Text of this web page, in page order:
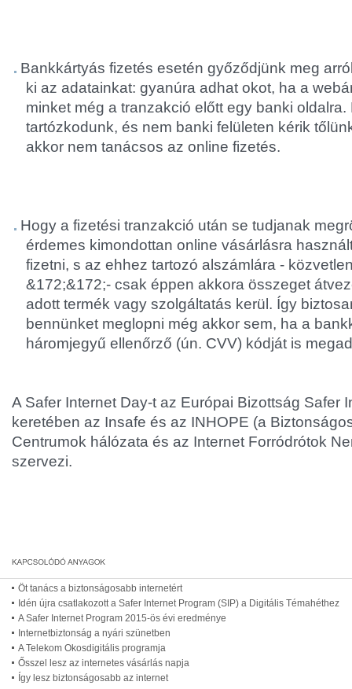
Bankkártyás fizetés esetén győződjünk meg
ki az adatainkat: gyanúra adhat okot, ha a
minket még a tranzakció előtt egy banki
tartózkodunk, és nem banki felületen kérik
akkor nem tanácsos az online fizetés.
Hogy a fizetési tranzakció után se tudjanak
érdemes kimondottan online vásárlásra
fizetni, s az ehhez tartozó alszámlára -
&172;&172;- csak éppen akkora összeget
adott termék vagy szolgáltatás kerül. Így
bennünket meglopni még akkor sem, ha a
háromjegyű ellenőrző (ún. CVV) kódját is
A Safer Internet Day-t az Európai Bizottság Safer
keretében az Insafe és az INHOPE (a
Centrumok hálózata és az Internet Forródrótok
szervezi.
Öt tanács a biztonságosabb internetért
Idén újra csatlakozott a Safer Internet Program (SIP) a Digitális Témahéthez
A Safer Internet Program 2015-ös évi eredménye
Internetbiztonság a nyári szünetben
A Telekom Okosdigitális programja
Ősszel lesz az internetes vásárlás napja
Így lesz biztonságosabb az internet